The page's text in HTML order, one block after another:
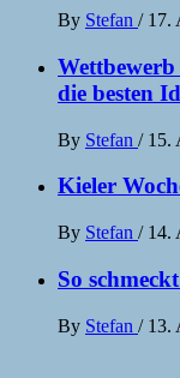
By Stefan / 17.
die besten
By Stefan / 15.
Kieler
By Stefan / 14.
So
By Stefan / 13.